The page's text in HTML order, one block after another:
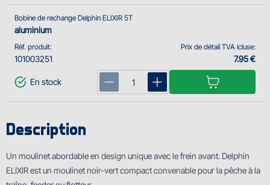
Réf. produit:
101003251
Bobine de rechange Delphin ELIXIR 5T
aluminium
Prix de détail TVA icluse:
7.95 €
En stock
Description
Un moulinet abordable en design unique avec le frein avant. Delphin
ELIXIR est un moulinet noir-vert compact convenable pour la pêche à la